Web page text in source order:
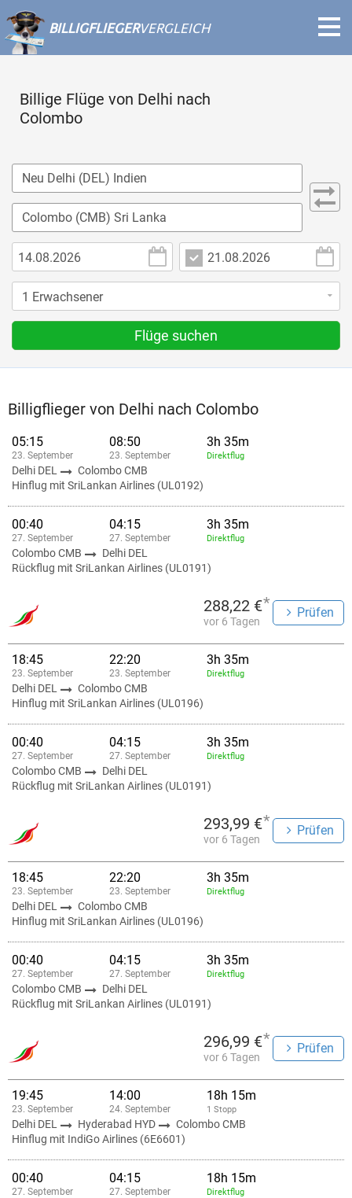
BILLIGFLIEGERVERGLEICH
Billige Flüge von Delhi nach
Colombo
Flüge suchen
Billigflieger von Delhi nach Colombo
05:15
23. September
08:50
23. September
3h 35m
Direktflug
Delhi DEL
Colombo CMB
Hinflug mit SriLankan Airlines (UL0192)
00:40
27. September
04:15
27. September
3h 35m
Direktflug
Colombo CMB
Delhi DEL
Rückflug mit SriLankan Airlines (UL0191)
288,22 €*
vor 6 Tagen
Prüfen
18:45
23. September
22:20
23. September
3h 35m
Direktflug
Delhi DEL
Colombo CMB
Hinflug mit SriLankan Airlines (UL0196)
00:40
27. September
04:15
27. September
3h 35m
Direktflug
Colombo CMB
Delhi DEL
Rückflug mit SriLankan Airlines (UL0191)
293,99 €*
vor 6 Tagen
Prüfen
18:45
23. September
22:20
23. September
3h 35m
Direktflug
Delhi DEL
Colombo CMB
Hinflug mit SriLankan Airlines (UL0196)
00:40
27. September
04:15
27. September
3h 35m
Direktflug
Colombo CMB
Delhi DEL
Rückflug mit SriLankan Airlines (UL0191)
296,99 €*
vor 6 Tagen
Prüfen
19:45
23. September
14:00
24. September
18h 15m
1 Stopp
Delhi DEL Hyderabad HYD
Colombo CMB
Hinflug mit IndiGo Airlines (6E6601)
00:40
27. September
04:15
27. September
18h 15m
Direktflug